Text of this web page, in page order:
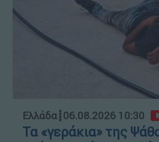
Ελλάδα┋06.08.2026 10:30
Τα «γεράκια» της